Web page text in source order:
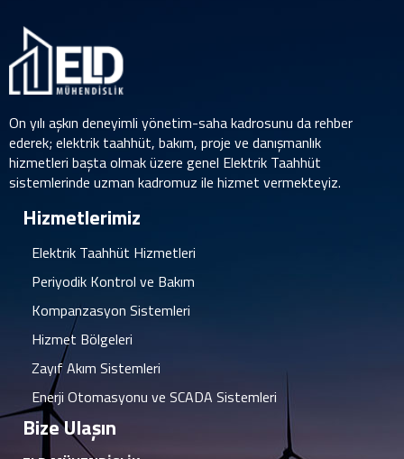
On yılı aşkın deneyimli yönetim-saha kadrosunu da rehber
ederek; elektrik taahhüt, bakım, proje ve danışmanlık
hizmetleri başta olmak üzere genel Elektrik Taahhüt
sistemlerinde uzman kadromuz ile hizmet vermekteyiz.
Hizmetlerimiz
Elektrik Taahhüt Hizmetleri
Periyodik Kontrol ve Bakım
Kompanzasyon Sistemleri
Hizmet Bölgeleri
Zayıf Akım Sistemleri
Enerji Otomasyonu ve SCADA Sistemleri
Bize Ulaşın